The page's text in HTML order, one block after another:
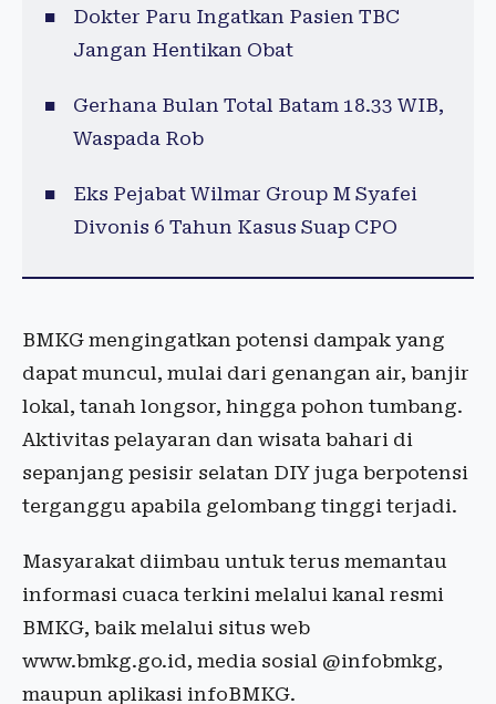
Dokter Paru Ingatkan Pasien TBC
Jangan Hentikan Obat
Gerhana Bulan Total Batam 18.33 WIB,
Waspada Rob
Eks Pejabat Wilmar Group M Syafei
Divonis 6 Tahun Kasus Suap CPO
BMKG mengingatkan potensi dampak yang
dapat muncul, mulai dari genangan air, banjir
lokal, tanah longsor, hingga pohon tumbang.
Aktivitas pelayaran dan wisata bahari di
sepanjang pesisir selatan DIY juga berpotensi
terganggu apabila gelombang tinggi terjadi.
Masyarakat diimbau untuk terus memantau
informasi cuaca terkini melalui kanal resmi
BMKG, baik melalui situs web
www.bmkg.go.id, media sosial @infobmkg,
maupun aplikasi infoBMKG.